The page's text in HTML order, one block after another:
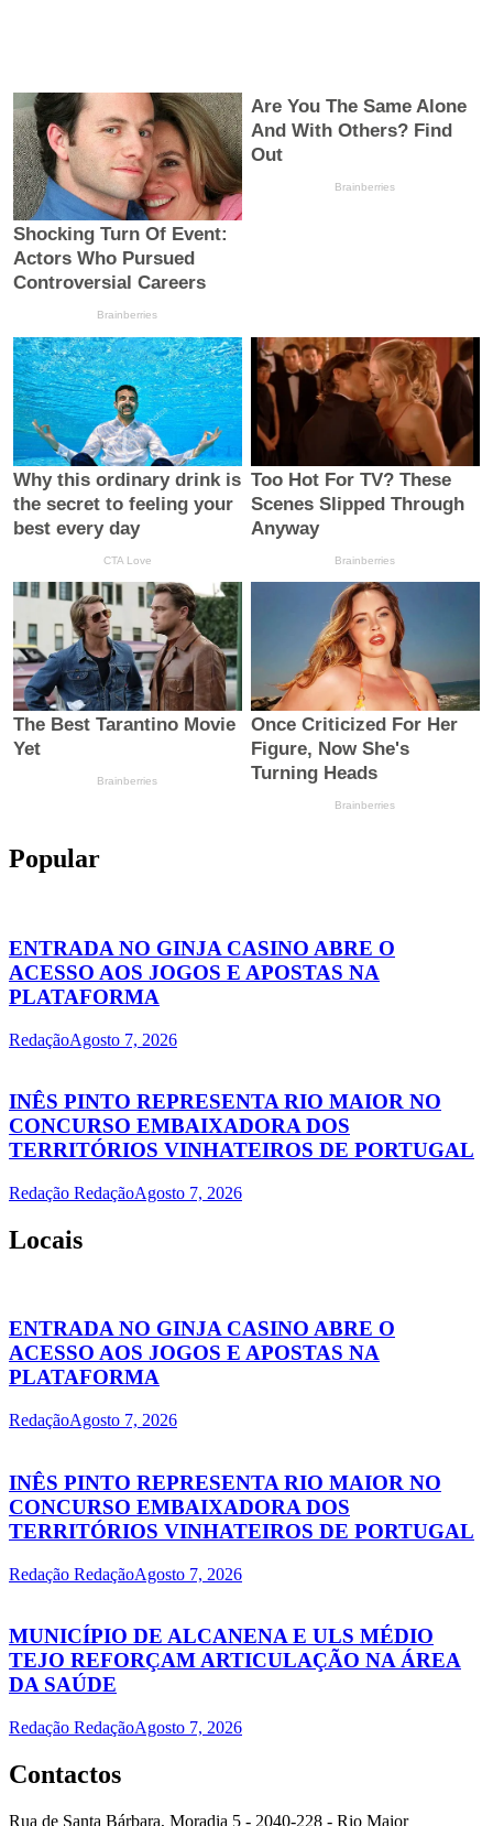
Popular
ENTRADA NO GINJA CASINO ABRE O
ACESSO AOS JOGOS E APOSTAS NA
PLATAFORMA
RedaçãoAgosto 7, 2026
INÊS PINTO REPRESENTA RIO MAIOR NO
CONCURSO EMBAIXADORA DOS
TERRITÓRIOS VINHATEIROS DE PORTUGAL
Redação RedaçãoAgosto 7, 2026
Locais
ENTRADA NO GINJA CASINO ABRE O
ACESSO AOS JOGOS E APOSTAS NA
PLATAFORMA
RedaçãoAgosto 7, 2026
INÊS PINTO REPRESENTA RIO MAIOR NO
CONCURSO EMBAIXADORA DOS
TERRITÓRIOS VINHATEIROS DE PORTUGAL
Redação RedaçãoAgosto 7, 2026
MUNICÍPIO DE ALCANENA E ULS MÉDIO
TEJO REFORÇAM ARTICULAÇÃO NA ÁREA
DA SAÚDE
Redação RedaçãoAgosto 7, 2026
Contactos
Rua de Santa Bárbara, Moradia 5 - 2040-228 - Rio Maior